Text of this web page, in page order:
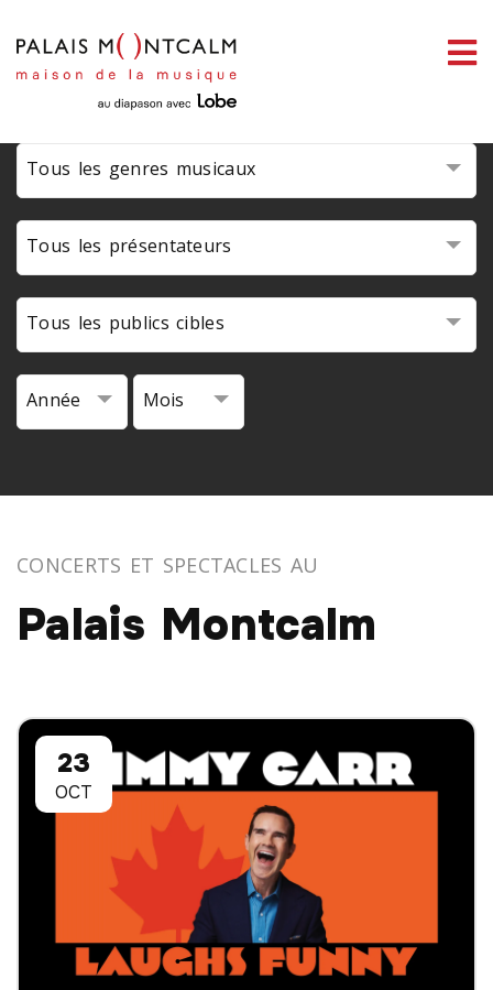
Tous les genres musicaux
Tous les présentateurs
Tous les publics cibles
Année Mois
CONCERTS ET SPECTACLES AU
Palais Montcalm
23
OCT